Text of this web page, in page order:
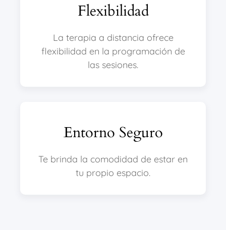
Flexibilidad
La terapia a distancia ofrece
flexibilidad en la programación de
las sesiones.
Entorno Seguro
Te brinda la comodidad de estar en
tu propio espacio.